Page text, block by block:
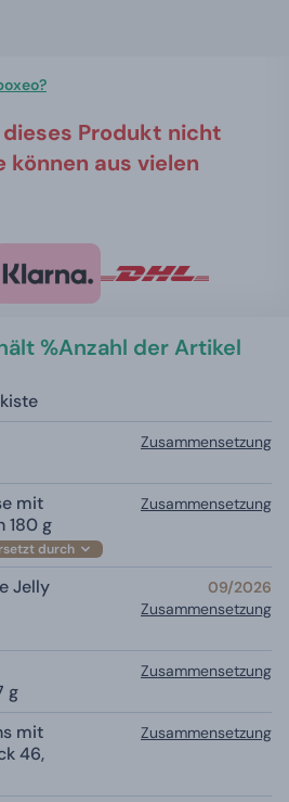
Produkt nicht
können aus vielen
%Anzahl der Artikel
Zusammensetzung
mit
180 g
durch
Zusammensetzung
Jelly
09/2026
Zusammensetzung
g
Zusammensetzung
mit
46,
Zusammensetzung